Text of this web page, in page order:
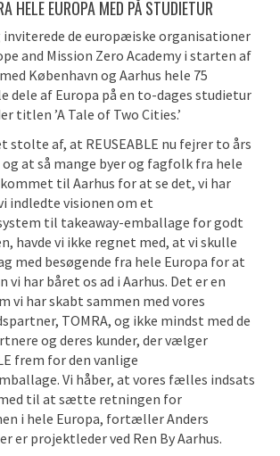
HELE EUROPA MED PÅ STUDIETUR
inviterede de europæiske organisationer
and Mission Zero Academy i starten af
København og Aarhus hele 75
dele af Europa på en to-dages studietur
titlen ’A Tale of Two Cities.’
stolte af, at REUSEABLE nu fejrer to års
at så mange byer og fagfolk fra hele
til Aarhus for at se det, vi har
indledte visionen om et
til takeaway-emballage for godt
havde vi ikke regnet med, at vi skulle
med besøgende fra hele Europa for at
vi har båret os ad i Aarhus. Det er en
vi har skabt sammen med vores
TOMRA, og ikke mindst med de
og deres kunder, der vælger
frem for den vanlige
Vi håber, at vores fælles indsats
til at sætte retningen for
i hele Europa, fortæller Anders
er projektleder ved Ren By Aarhus.